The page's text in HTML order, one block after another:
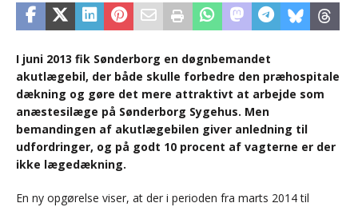
I juni 2013 fik Sønderborg en døgnbemandet
akutlægebil, der både skulle forbedre den præhospitale
dækning og gøre det mere attraktivt at arbejde som
anæstesilæge på Sønderborg Sygehus. Men
bemandingen af akutlægebilen giver anledning til
udfordringer, og på godt 10 procent af vagterne er der
ikke lægedækning.
En ny opgørelse viser, at der i perioden fra marts 2014 til